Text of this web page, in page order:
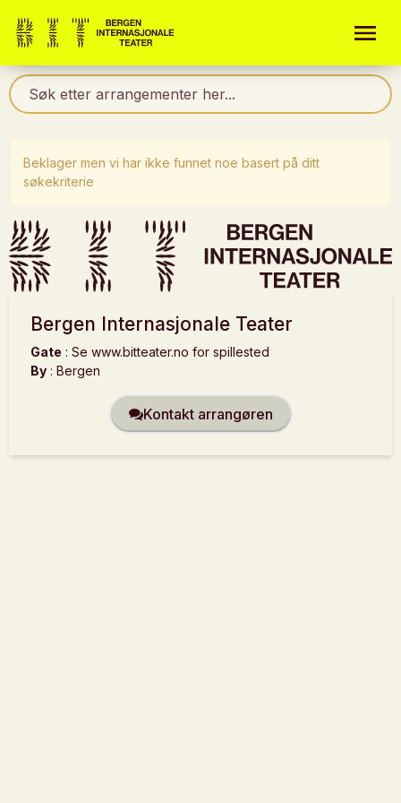
Beklager men vi har ikke funnet noe basert på ditt
søkekriterie
Bergen Internasjonale Teater
Gate : Se www.bitteater.no for spillested
By : Bergen
Kontakt arrangøren